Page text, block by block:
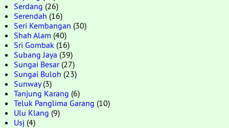
Serdang (26)
Serendah (16)
Seri Kembangan (30)
Shah Alam (40)
Sri Gombak (16)
Subang Jaya (39)
Sungai Besar(27)
Sungai Buloh (23)
Sunway(3)
Tanjung Karang (6)
Teluk Panglima Garang (10)
Ulu Klang (9)
Usj (4)